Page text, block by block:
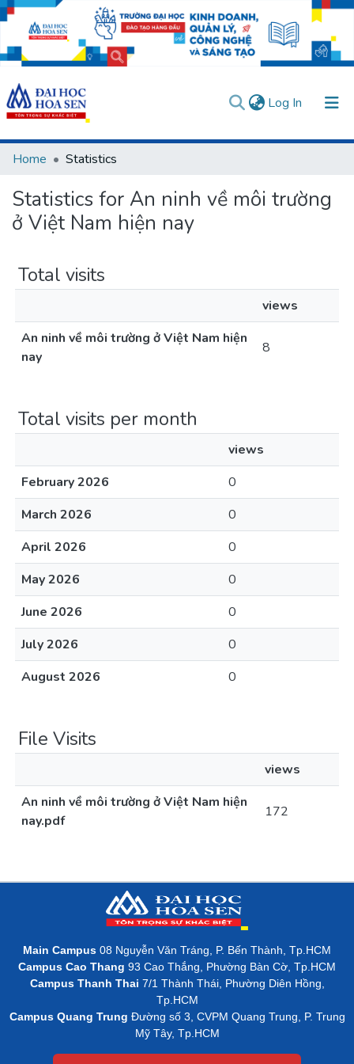
Log In (current)
Communities & Collections
All of DSpace
User guides
Usage rules
Verify account
Home Statistics
Statistics for An ninh về môi trường
ở Việt Nam hiện nay
Total visits
views
An ninh về môi trường ở Việt Nam hiện
nay
8
Total visits per month
views
February 2026
0
March 2026
0
April 2026
0
May 2026
0
June 2026
0
July 2026
0
August 2026
0
File Visits
views
An ninh về môi trường ở Việt Nam hiện
nay.pdf
172
Main Campus 08 Nguyễn Văn Tráng, P. Bến Thành, Tp.HCM
Campus Cao Thang 93 Cao Thắng, Phường Bàn Cờ, Tp.HCM
Campus Thanh Thai 7/1 Thành Thái, Phường Diên Hồng,
Tp.HCM
Campus Quang Trung Đường số 3, CVPM Quang Trung, P. Trung
Mỹ Tây, Tp.HCM